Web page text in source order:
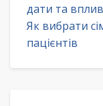
дати та
Як вибрати
пацієнтів